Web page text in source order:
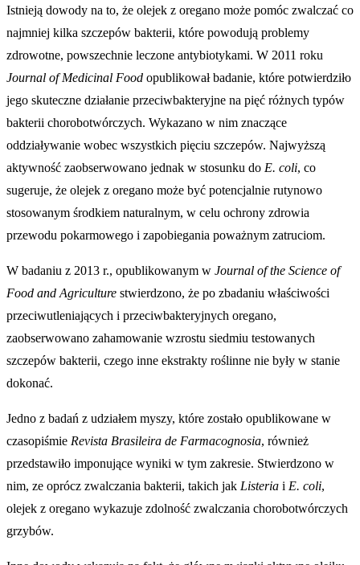
Istnieją dowody na to, że olejek z oregano może pomóc zwalczać co
najmniej kilka szczepów bakterii, które powodują problemy
zdrowotne, powszechnie leczone antybiotykami. W 2011 roku
Journal of Medicinal Food opublikował badanie, które potwierdziło
jego skuteczne działanie przeciwbakteryjne na pięć różnych typów
bakterii chorobotwórczych. Wykazano w nim znaczące
oddziaływanie wobec wszystkich pięciu szczepów. Najwyższą
aktywność zaobserwowano jednak w stosunku do E. coli, co
sugeruje, że olejek z oregano może być potencjalnie rutynowo
stosowanym środkiem naturalnym, w celu ochrony zdrowia
przewodu pokarmowego i zapobiegania poważnym zatruciom.
W badaniu z 2013 r., opublikowanym w Journal of the Science of
Food and Agriculture stwierdzono, że po zbadaniu właściwości
przeciwutleniających i przeciwbakteryjnych oregano,
zaobserwowano zahamowanie wzrostu siedmiu testowanych
szczepów bakterii, czego inne ekstrakty roślinne nie były w stanie
dokonać.
Jedno z badań z udziałem myszy, które zostało opublikowane w
czasopiśmie Revista Brasileira de Farmacognosia, również
przedstawiło imponujące wyniki w tym zakresie. Stwierdzono w
nim, ze oprócz zwalczania bakterii, takich jak Listeria i E. coli,
olejek z oregano wykazuje zdolność zwalczania chorobotwórczych
grzybów.